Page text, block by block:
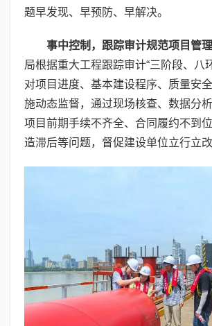
题早发现、早预防、早解决。
事中控制，跟踪审计规范项目管理
局根据重大工程跟踪审计“三阶段、八
对项目进度、基本建设程序、质量安
施动态监督，通过现场核查、数据分
项目前期手续不齐全、合同履约不到
造滞后等问题，督促建设单位立行立改